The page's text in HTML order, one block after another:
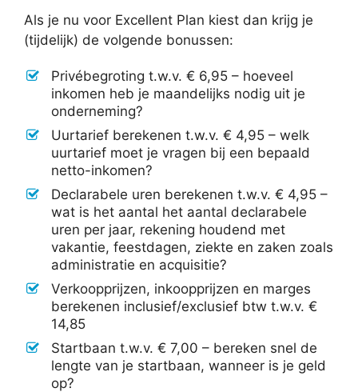
Als je nu voor Excellent Plan kiest dan krijg je
(tijdelijk) de volgende bonussen:
Privébegroting t.w.v. € 6,95 – hoeveel
inkomen heb je maandelijks nodig uit je
onderneming?
Uurtarief berekenen t.w.v. € 4,95 – welk
uurtarief moet je vragen bij een bepaald
netto-inkomen?
Declarabele uren berekenen t.w.v. € 4,95 –
wat is het aantal het aantal declarabele
uren per jaar, rekening houdend met
vakantie, feestdagen, ziekte en zaken zoals
administratie en acquisitie?
Verkoopprijzen, inkoopprijzen en marges
berekenen inclusief/exclusief btw t.w.v. €
14,85
Startbaan t.w.v. € 7,00 – bereken snel de
lengte van je startbaan, wanneer is je geld
op?